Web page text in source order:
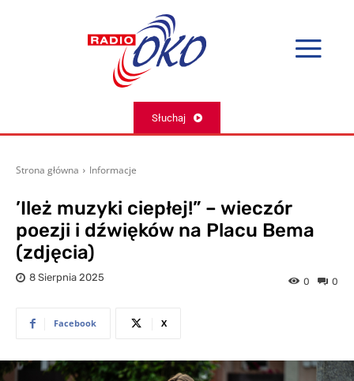
Słuchaj
Strona główna Informacje
’Ileż muzyki ciepłej!” – wieczór
poezji i dźwięków na Placu Bema
(zdjęcia)
8 Sierpnia 2025 0
0
Facebook X